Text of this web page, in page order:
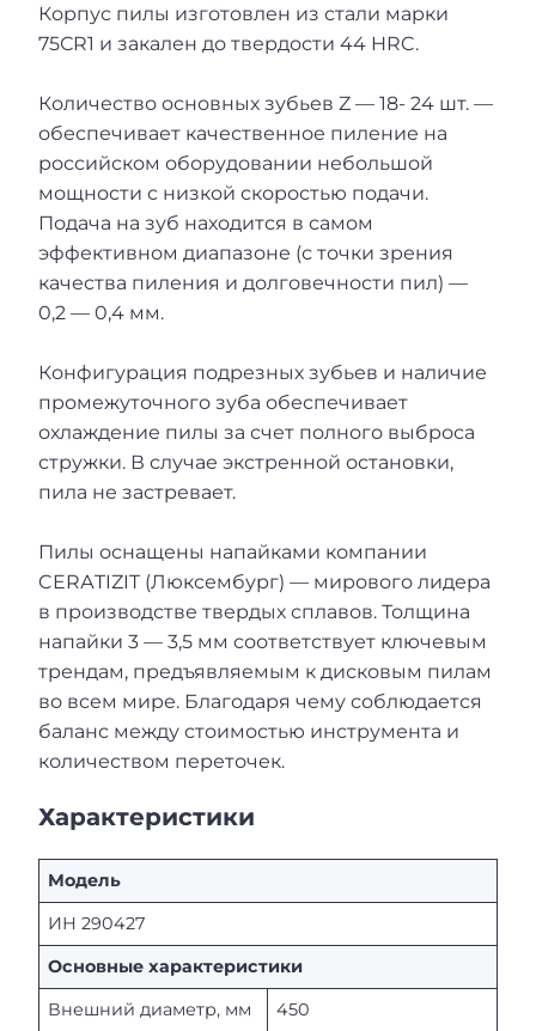
Корпус пилы изготовлен из стали марки
75СR1 и закален до твердости 44 HRC.
Количество основных зубьев Z — 18- 24 шт. —
обеспечивает качественное пиление на
российском оборудовании небольшой
мощности с низкой скоростью подачи.
Подача на зуб находится в самом
эффективном диапазоне (с точки зрения
качества пиления и долговечности пил) —
0,2 — 0,4 мм.
Конфигурация подрезных зубьев и наличие
промежуточного зуба обеспечивает
охлаждение пилы за счет полного выброса
стружки. В случае экстренной остановки,
пила не застревает.
Пилы оснащены напайками компании
CERАTIZIT (Люксембург) — мирового лидера
в производстве твердых сплавов. Толщина
напайки 3 — 3,5 мм соответствует ключевым
трендам, предъявляемым к дисковым пилам
во всем мире. Благодаря чему соблюдается
баланс между стоимостью инструмента и
количеством переточек.
Характеристики
Модель
ИН 290427
Основные характеристики
Внешний диаметр, мм
450